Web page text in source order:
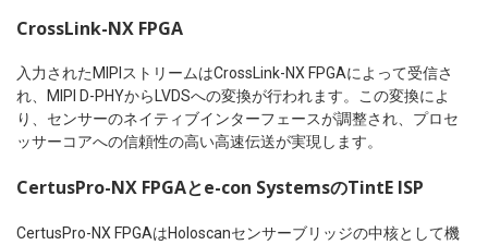
CrossLink-NX FPGA
入力されたMIPIストリームはCrossLink-NX FPGAによって受信さ
れ、MIPI D-PHYからLVDSへの変換が行われます。この変換によ
り、センサーのネイティブインターフェースが調整され、プロセ
ッサーコアへの信頼性の高い高速伝送が実現します。
CertusPro-NX FPGAとe-con SystemsのTintE ISP
CertusPro-NX FPGAはHoloscanセンサーブリッジの中核として機